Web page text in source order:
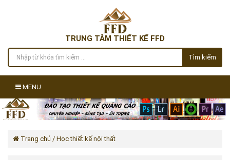
TRUNG TÂM THIẾT KẾ FFD
Tìm kiếm
MENU
Trang chủ / Học thiết kế nội thất